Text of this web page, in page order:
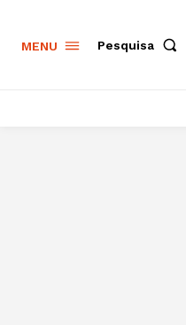
MENU Pesquisa